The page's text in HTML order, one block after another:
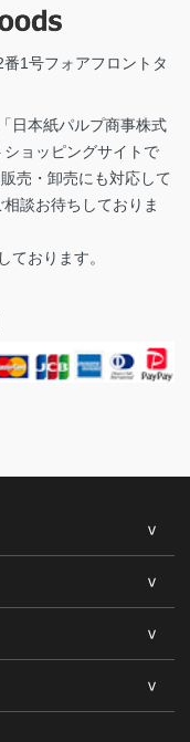
1号フォアフロントタ
日本紙パルプ商事株式
ョッピングサイトで
売・卸売にも対応して
談お待ちしておりま
おります。